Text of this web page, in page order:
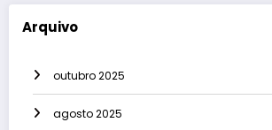
Arquivo
outubro 2025
agosto 2025